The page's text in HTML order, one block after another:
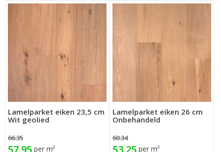
Lamelparket eiken 23,5 cm
Wit geolied
66.35
57.95 per m²
Lamelparket eiken 26 cm
Onbehandeld
60.34
53.25 per m²